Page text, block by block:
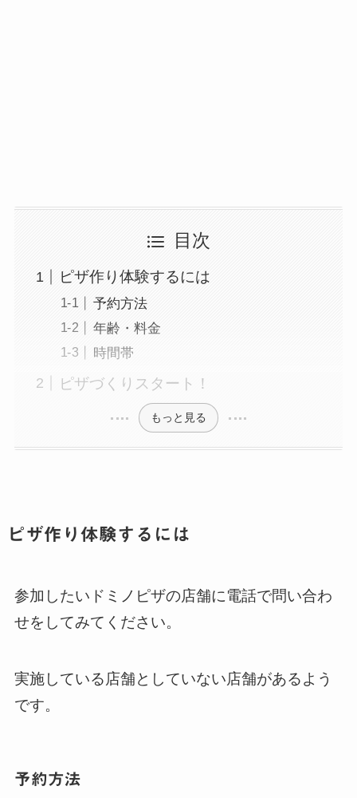
目次
ピザ作り体験するには
予約方法
年齢・料金
時間帯
ピザづくりスタート！
もっと見る
ピザ作り体験するには
参加したいドミノピザの店舗に電話で問い合わ
せをしてみてください。
実施している店舗としていない店舗があるよう
です。
予約方法